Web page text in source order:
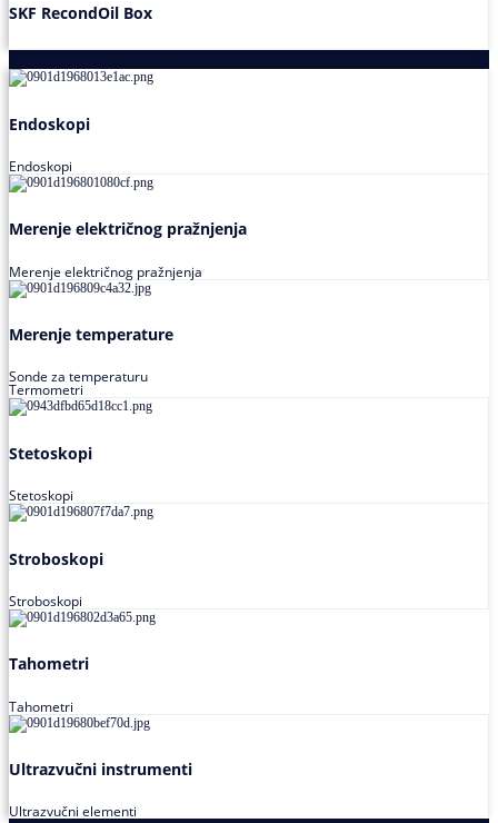
SKF RecondOil Box
Endoskopi
Endoskopi
Merenje električnog pražnjenja
Merenje električnog pražnjenja
Merenje temperature
Sonde za temperaturu
Termometri
Stetoskopi
Stetoskopi
Stroboskopi
Stroboskopi
Tahometri
Tahometri
Ultrazvučni instrumenti
Ultrazvučni elementi